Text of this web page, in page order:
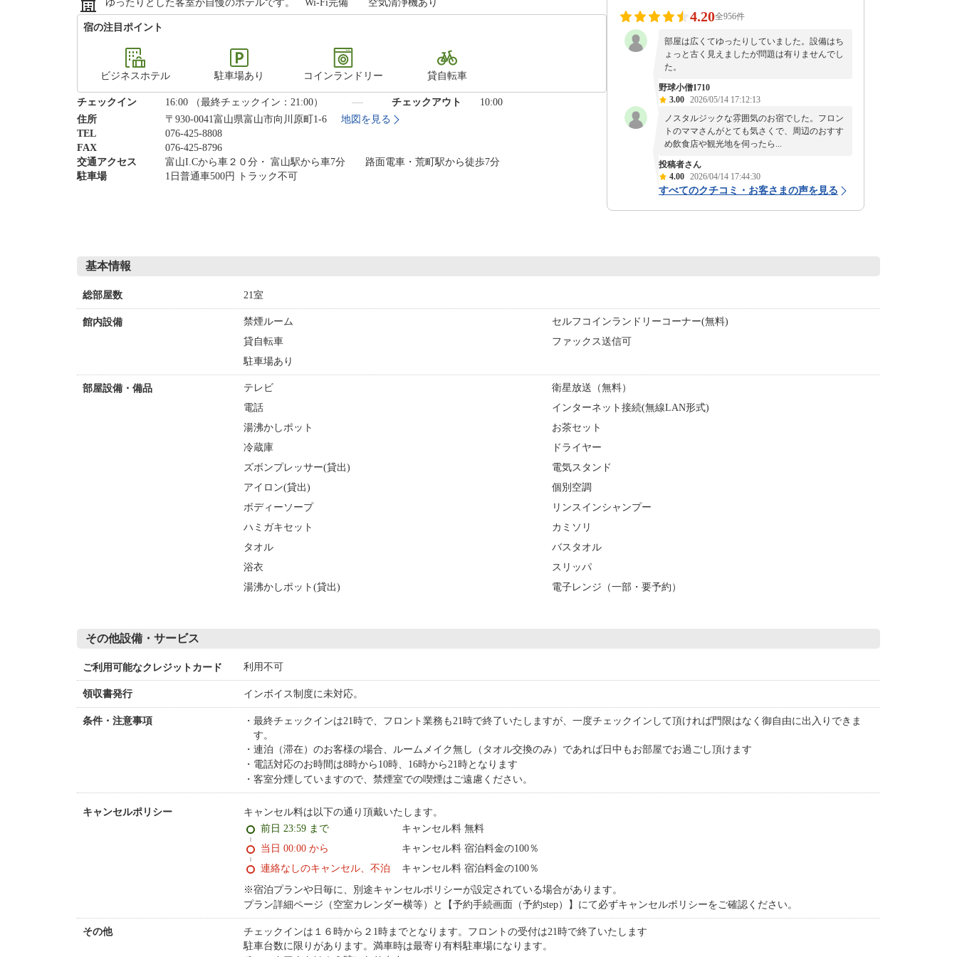
ゆったりとした客室が自慢のホテルです。 Wi-Fi完備 空気清浄機あり
宿の注目ポイント
ビジネスホテル 駐車場あり コインランドリー 貸自転車
チェックイン 16:00 （最終チェックイン：21:00） チェックアウト
10:00
住所
〒930-0041富山県富山市向川原町1-6
地図を見る
TEL
076-425-8808
FAX
076-425-8796
交通アクセス
富山I.Cから車２０分・ 富山駅から車7分 路面電車・荒町駅から徒歩7分
駐車場
1日普通車500円 トラック不可
4.20全956件
部屋は広くてゆったりしていました。設備はち
ょっと古く見えましたが問題は有りませんでし
た。
野球小僧1710
3.00 2026/05/14 17:12:13
ノスタルジックな雰囲気のお宿でした。フロン
トのママさんがとても気さくで、周辺のおすす
め飲食店や観光地を伺ったら...
投稿者さん
4.00 2026/04/14 17:44:30
すべてのクチコミ・お客さまの声を見る
基本情報
総部屋数 21室
館内設備 禁煙ルーム
セルフコインランドリーコーナー(無料)
貸自転車
ファックス送信可
駐車場あり
部屋設備・備品 テレビ
衛星放送（無料）
電話
インターネット接続(無線LAN形式)
湯沸かしポット
お茶セット
冷蔵庫
ドライヤー
ズボンプレッサー(貸出)
電気スタンド
アイロン(貸出)
個別空調
ボディーソープ
リンスインシャンプー
ハミガキセット
カミソリ
タオル
バスタオル
浴衣
スリッパ
湯沸かしポット(貸出)
電子レンジ（一部・要予約）
その他設備・サービス
ご利用可能なクレジットカード 利用不可
領収書発行 インボイス制度に未対応。
条件・注意事項
最終チェックインは21時で、フロント業務も21時で終了いたしますが、一度チェックインして頂ければ門限はなく御自由に出入りできま
す。
連泊（滞在）のお客様の場合、ルームメイク無し（タオル交換のみ）であれば日中もお部屋でお過ごし頂けます
電話対応のお時間は8時から10時、16時から21時となります
客室分煙していますので、禁煙室での喫煙はご遠慮ください。
キャンセルポリシー キャンセル料は以下の通り頂戴いたします。
前日 23:59 まで
キャンセル料 無料
当日 00:00 から
キャンセル料 宿泊料金の100％
連絡なしのキャンセル、不泊
キャンセル料 宿泊料金の100％
※宿泊プランや日毎に、別途キャンセルポリシーが設定されている場合があります。
プラン詳細ページ（空室カレンダー横等）と【予約手続画面（予約step）】にて必ずキャンセルポリシーをご確認ください。
その他
チェックインは１６時から２1時までとなります。フロントの受付は21時で終了いたします
駐車台数に限りがあります。満車時は最寄り有料駐車場になります。